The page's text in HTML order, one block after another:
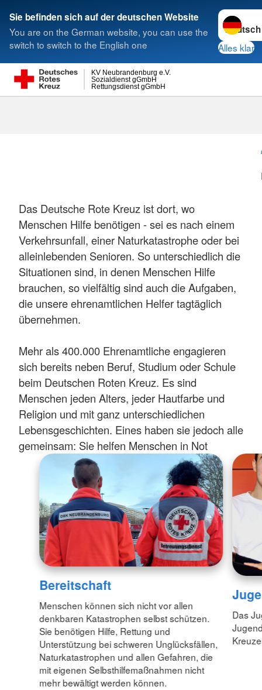
Sie befinden sich auf der deutschen Website
You are on the German website, you can use the
switch to switch to the English one
Sprache
Alles klar
Rettungsdienst gGmbH
Sozialdienst gGmbH
KV Neubrandenburg e.V.
Suche
Das Deutsche Rote Kreuz ist dort, wo
Menschen Hilfe benötigen - sei es nach einem
Verkehrsunfall, einer Naturkatastrophe oder bei
alleinlebenden Senioren. So unterschiedlich die
Situationen sind, in denen Menschen Hilfe
brauchen, so vielfältig sind auch die Aufgaben,
die unsere ehrenamtlichen Helfer tagtäglich
übernehmen.
Mehr als 400.000 Ehrenamtliche engagieren
sich bereits neben Beruf, Studium oder Schule
beim Deutschen Roten Kreuz. Es sind
Menschen jeden Alters, jeder Hautfarbe und
Religion und mit ganz unterschiedlichen
Lebensgeschichten. Eines haben sie jedoch alle
gemeinsam: Sie helfen Menschen in Not
Bereitschaft
Menschen können sich nicht vor allen
denkbaren Katastrophen selbst schützen.
Sie benötigen Hilfe, Rettung und
Unterstützung bei schweren Unglücksfällen,
Naturkatastrophen und allen Gefahren, die
mit eigenen Selbsthilfemaßnahmen nicht
mehr bewältigt werden können.
Das